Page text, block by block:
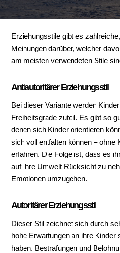
Erziehungsstile gibt es
Meinungen darüber, welcher
am meisten verwendeten Stile
Antiautoritärer Erziehungsstil
Bei dieser Variante werden
Freiheitsgrade zuteil. Es gibt so
denen sich Kinder orientieren
sich voll entfalten können – ohne
erfahren. Die Folge ist, dass es
auf Ihre Umwelt Rücksicht zu
Emotionen umzugehen.
Autoritärer Erziehungsstil
Dieser Stil zeichnet sich durch
hohe Erwartungen an ihre Kinder
haben. Bestrafungen und